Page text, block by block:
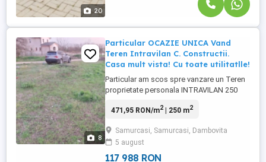
20
8
Particular OCAZIE UNICA Vand
Teren Intravilan C. Constructii.
Casa mult vista! Cu toate utilitatlle!
Particular am scos spre vanzare un Teren
proprietate personala INTRAVILAN 250
Electric,Apa, Canalizare, internet fibra
strada Luminii nr. 121 G 1. Srtada
invecinata cu Actorii Al. Arsinel, Stela
Popescu, Tora Vasilescu, Ernest ...
471,95 RON/m2| 250 m2
Samurcasi, Samurcasi, Dambovita
5 august
117 988 RON